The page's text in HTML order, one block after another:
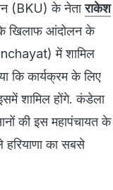
(BKU) के नेताराकेश
खिलाफ आंदोलन के
में शामिल
कि कार्यक्रम के लिए
शामिल होंगे. कंडेला
की इस महापंचायत के
का सबसे